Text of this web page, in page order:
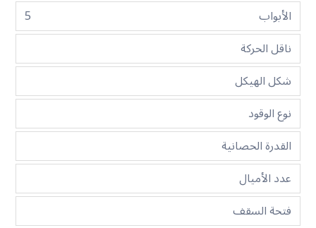
الأبواب
5
ناقل الحركة
شكل الهيكل
نوع الوقود
القدرة الحصانية
عدد الأميال
فتحة السقف